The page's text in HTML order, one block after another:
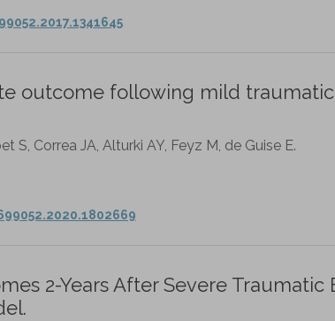
outcome following mild traumatic
S, Correa JA, Alturki AY, Feyz M, de Guise E.
2-Years After Severe Traumatic